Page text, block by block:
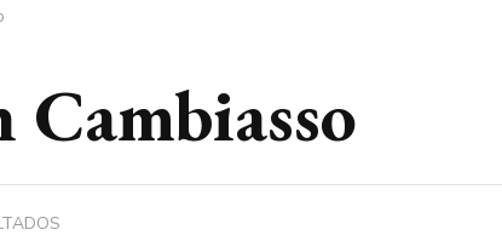
Cambiasso